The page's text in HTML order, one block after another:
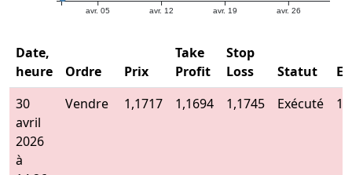
avr. 05 avr. 12 avr. 19 avr. 26
Date,
heure
Ordre Prix
Take
Profit
Stop
Loss
Statut
30
avril
2026
à
Vendre 1,1717 1,1694 1,1745 Exécuté